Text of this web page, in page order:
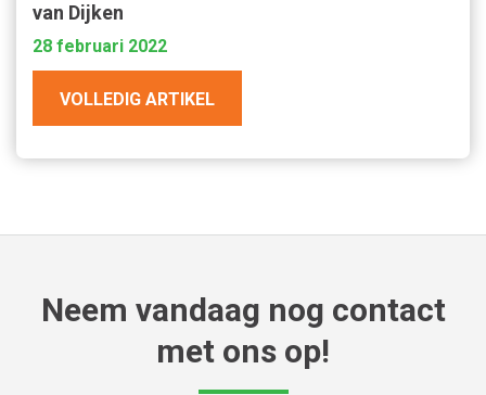
van Dijken
28 februari 2022
VOLLEDIG ARTIKEL
Neem vandaag nog contact
met ons op!